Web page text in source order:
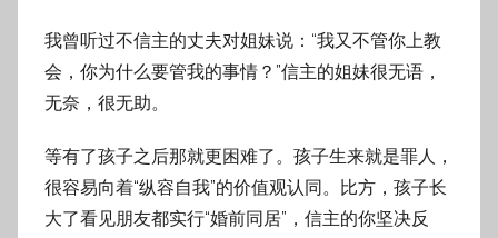
我曾听过不信主的丈夫对姐妹说：“我又不管你上教
会，你为什么要管我的事情？”信主的姐妹很无语，
无奈，很无助。
等有了孩子之后那就更困难了。孩子生来就是罪人，
很容易向着“纵容自我”的价值观认同。比方，孩子长
大了看见朋友都实行“婚前同居”，信主的你坚决反